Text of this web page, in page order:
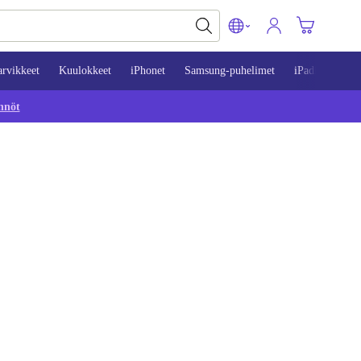
Kuulokkeet iPhonet Samsung-puhelimet iPadit